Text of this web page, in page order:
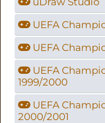
UEFA
UEFA
UEFA
1999/2000
UEFA
2000/2001